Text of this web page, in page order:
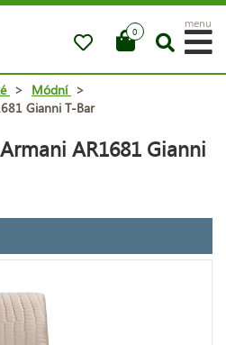
0
menu
> Módní >
Gianni T-Bar
AR1681 Gianni